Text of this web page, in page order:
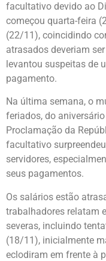
facultativo devido ao
começou quarta-feira
(22/11), coincidindo
atrasados deveriam
levantou suspeitas de
pagamento.
Na última semana, o
feriados, do
Proclamação da
facultativo
servidores,
seus pagamentos.
Os salários estão
trabalhadores relatam
severas, incluindo
(18/11), inicialmente
eclodiram em frente à